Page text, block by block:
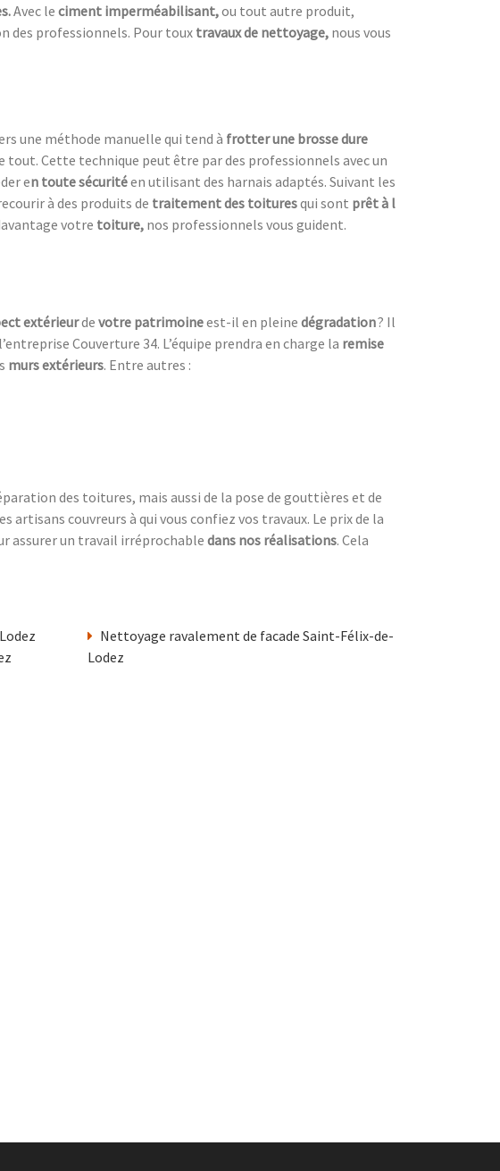
Avec le ciment imperméabilisant,ou tout autre produit,
des professionnels. Pour toux travaux de nettoyage, nous vous
une méthode manuelle qui tend à frotter une brosse dure
tout. Cette technique peut être par des professionnels avec un
en toute sécuritéen utilisant des harnais adaptés. Suivant les
à des produits de traitement des toituresqui sont prêt à l
votre toiture, nos professionnels vous guident.
extérieurde votre patrimoineest-il en pleine dégradation? Il
Couverture 34. L’équipe prendra en charge la remise
murs extérieurs. Entre autres :
des toitures, mais aussi de la pose de gouttières et de
artisans couvreurs à qui vous confiez vos travaux. Le prix de la
assurer un travail irréprochable dans nos réalisations. Cela
Nettoyage ravalement de facade Saint-Félix-de-
Lodez